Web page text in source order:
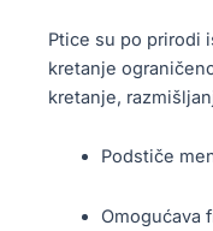
Ptice su po prirodi
kretanje
kretanje,
Podstiče
Omogućava